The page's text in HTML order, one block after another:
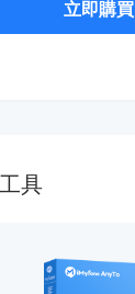
立即購買
具